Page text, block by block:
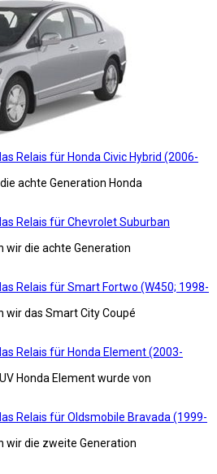
Relais für Honda Civic Hybrid (2006-
achte Generation Honda
Relais für Chevrolet Suburban
wir die achte Generation
Relais für Smart Fortwo (W450; 1998-
wir das Smart City Coupé
Relais für Honda Element (2003-
Honda Element wurde von
Relais für Oldsmobile Bravada (1999-
wir die zweite Generation